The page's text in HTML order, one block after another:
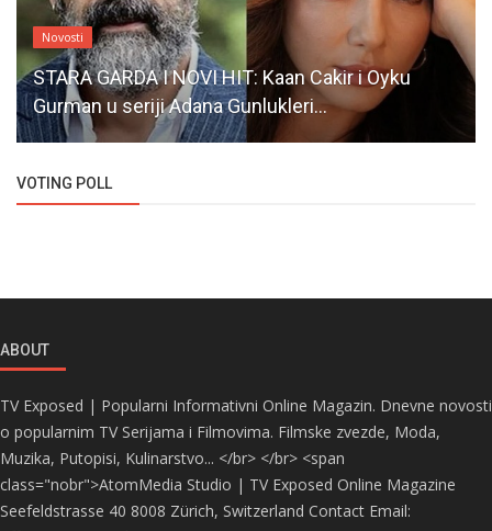
Novosti
STARA GARDA I NOVI HIT: Kaan Cakir i Oyku
Gurman u seriji Adana Gunlukleri...
VOTING POLL
ABOUT
TV Exposed | Popularni Informativni Online Magazin. Dnevne novosti
o popularnim TV Serijama i Filmovima. Filmske zvezde, Moda,
Muzika, Putopisi, Kulinarstvo... </br> </br> <span
class="nobr">AtomMedia Studio | TV Exposed Online Magazine
Seefeldstrasse 40 8008 Zürich, Switzerland Contact Email: